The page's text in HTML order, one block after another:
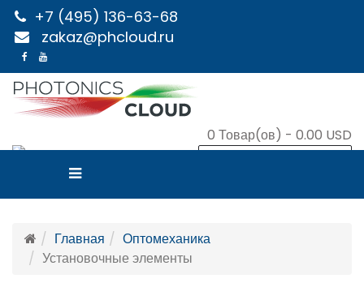
+7 (495) 136-63-68
zakaz@phcloud.ru
0 Товар(ов) - 0.00 USD
Главная
Оптомеханика
Установочные элементы